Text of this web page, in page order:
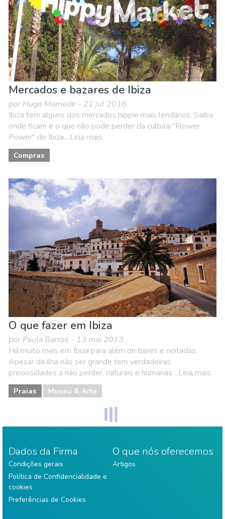
Mercados e bazares de Ibiza
por Hugo Mamede - 21 jul 2016
Ibiza tem alguns dos mercados hippie mais lendários. Saiba
onde ficam e o que não pode perder da cultura "Flower
Power" de Ibiza....Leia mais
Compras
O que fazer em Ibiza
por Paula Barros - 13 mai 2013
Há muito mais em Ibiza para além de bares e noitadas.
Apesar da ilha não ser grande tem verdadeiras
preciosidades a não perder, naturais e humanas....Leia mais
Praias Museu & Arte
Dados da Firma
Condições gerais
Política de Confidencialidade e
cookies
Preferências de Cookies
O que nós oferecemos
Artigos